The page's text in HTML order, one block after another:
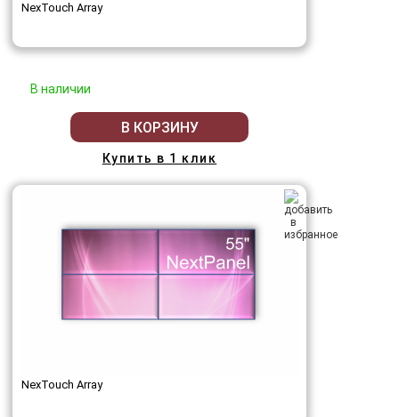
NexTouch Array
В наличии
В КОРЗИНУ
Купить в 1 клик
NexTouch Array